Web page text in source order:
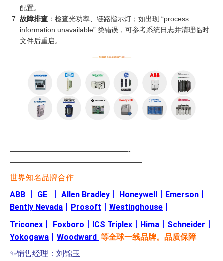
配置。
故障排查 ：检查光功率、链路指示灯；如出现 “process
information unavailable” 类错误，可参考系统日志并清理临时
文件后重启。
—————————————————-
———————————————————
世界知名品牌合作
ABB GE Allen Bradley Honeywell Emerson
Bently Nevada
Prosoft Westinghouse
Triconex
Foxboro ICS Triplex Hima Schneider
Yokogawa
Woodward 等全球一线品牌。品质保障
✨销售经理：刘锦玉